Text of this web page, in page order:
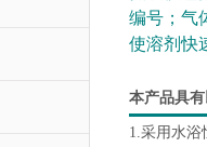
编号；气
使溶剂快
本产品具
1.采用水